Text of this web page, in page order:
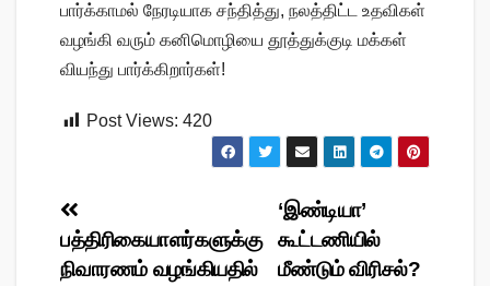
பார்க்காமல் நேரடியாக சந்தித்து, நலத்திட்ட உதவிகள்
வழங்கி வரும் கனிமொழியை தூத்துக்குடி மக்கள்
வியந்து பார்க்கிறார்கள்!
Post Views: 420
Post
navigation
‘இண்டியா’
கூட்டணியில்
மீண்டும் விரிசல்?
பத்திரிகையாளர்களுக்கு
நிவாரணம் வழங்கியதில்